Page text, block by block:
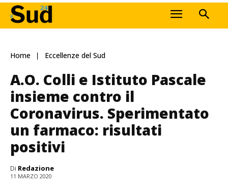
Home Eccellenze del Sud
A.O. Colli e Istituto Pascale
insieme contro il
Coronavirus. Sperimentato
un farmaco: risultati
positivi
Di Redazione
11 MARZO 2020